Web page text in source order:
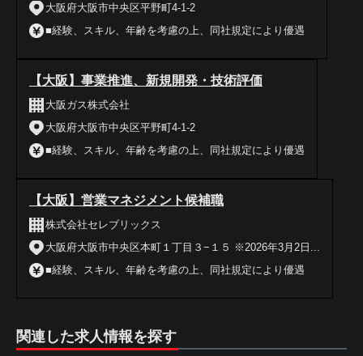
大阪府大阪市中央区平野町4-1-2
■経験、スキル、年齢を考慮の上、同社規定により優遇
【大阪】事業推進、新規開発・技術評価
大阪ガス株式会社
大阪府大阪市中央区平野町4-1-2
■経験、スキル、年齢を考慮の上、同社規定により優遇
【大阪】営業マネジメント候補職
株式会社セレブリックス
大阪府大阪市中央区本町１丁目３−１５ ※2026年3月2日...
■経験、スキル、年齢を考慮の上、同社規定により優遇
関連した求人情報を探す